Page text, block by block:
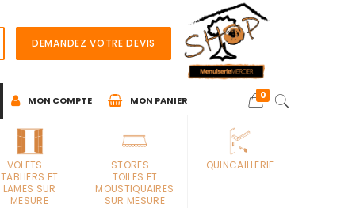
DEMANDEZ VOTRE DEVIS
VOLETS –
TABLIERS ET
LAMES SUR
MESURE
STORES –
TOILES ET
MOUSTIQUAIRES
SUR MESURE
QUINCAILLERIE
MON COMPTE MON PANIER 0